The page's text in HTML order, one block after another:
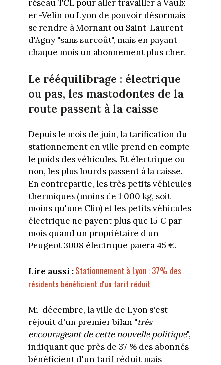
réseau TCL pour aller travailler à Vaulx-
en-Velin ou Lyon de pouvoir désormais
se rendre à Mornant ou Saint-Laurent
d'Agny "sans surcoût", mais en payant
chaque mois un abonnement plus cher.
Le rééquilibrage : électrique
ou pas, les mastodontes de la
route passent à la caisse
Depuis le mois de juin, la tarification du
stationnement en ville prend en compte
le poids des véhicules. Et électrique ou
non, les plus lourds passent à la caisse.
En contrepartie, les très petits véhicules
thermiques (moins de 1 000 kg, soit
moins qu'une Clio) et les petits véhicules
électrique ne payent plus que 15 € par
mois quand un propriétaire d'un
Peugeot 3008 électrique paiera 45 €.
Lire aussi : Stationnement à Lyon : 37% des
résidents bénéficient d'un tarif réduit
Mi-décembre, la ville de Lyon s'est
réjouit d'un premier bilan "très
encourageant de cette nouvelle politique",
indiquant que près de 37 % des abonnés
bénéficient d'un tarif réduit mais